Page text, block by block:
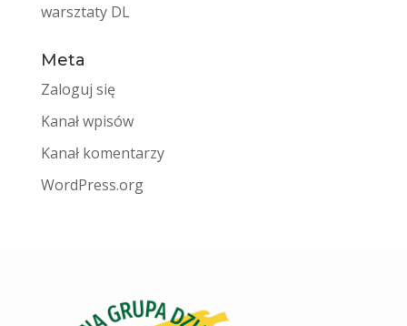
warsztaty DL
Meta
Zaloguj się
Kanał wpisów
Kanał komentarzy
WordPress.org